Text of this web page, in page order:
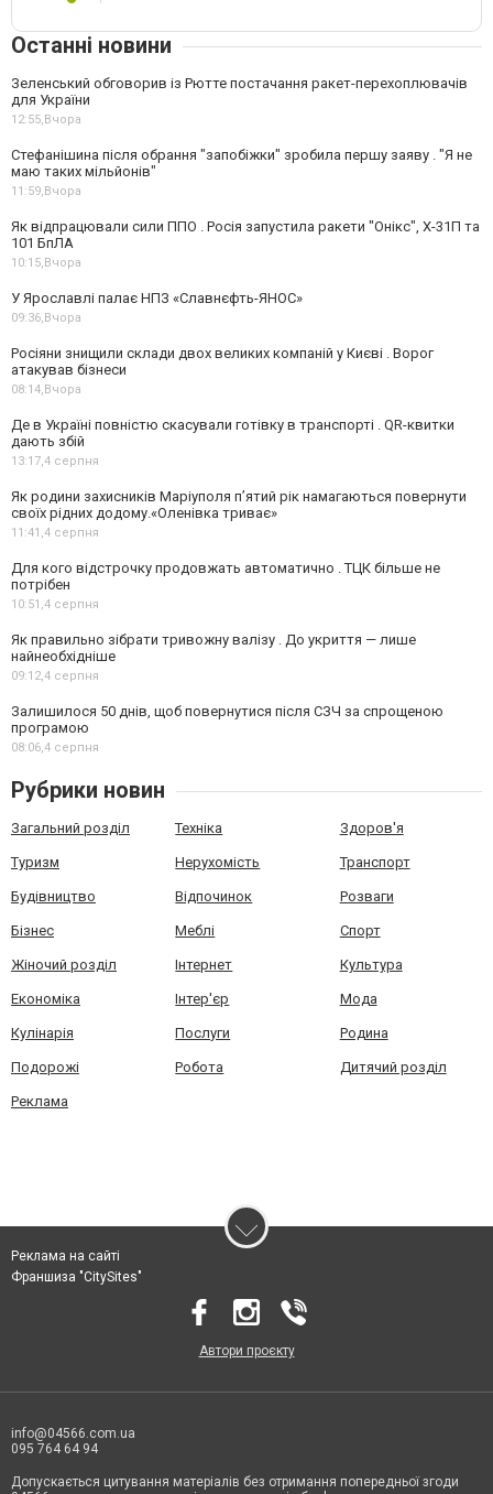
Останні новини
Зеленський обговорив із Рютте постачання ракет-перехоплювачів
для України
12:55,Вчора
Стефанішина після обрання "запобіжки" зробила першу заяву . "Я не
маю таких мільйонів"
11:59,Вчора
Як відпрацювали сили ППО . Росія запустила ракети "Онікс", Х-31П та
101 БпЛА
10:15,Вчора
У Ярославлі палає НПЗ «Славнєфть-ЯНОС»
09:36,Вчора
Росіяни знищили склади двох великих компаній у Києві . Ворог
атакував бізнеси
08:14,Вчора
Де в Україні повністю скасували готівку в транспорті . QR-квитки
дають збій
13:17,4 серпня
Як родини захисників Маріуполя пʼятий рік намагаються повернути
своїх рідних додому.«Оленівка триває»
11:41,4 серпня
Для кого відстрочку продовжать автоматично . ТЦК більше не
потрібен
10:51,4 серпня
Як правильно зібрати тривожну валізу . До укриття — лише
найнеобхідніше
09:12,4 серпня
Залишилося 50 днів, щоб повернутися після СЗЧ за спрощеною
програмою
08:06,4 серпня
Рубрики новин
Загальний розділ Техніка Здоров'я
Туризм Нерухомість Транспорт
Будівництво Відпочинок Розваги
Бізнес Меблі Спорт
Жіночий розділ Інтернет Культура
Економіка Інтер'єр Мода
Кулінарія Послуги Родина
Подорожі Робота Дитячий розділ
Реклама
Реклама на сайті
Франшиза "CitySites"
Автори проєкту
info@04566.com.ua
095 764 64 94
Допускається цитування матеріалів без отримання попередньої згоди